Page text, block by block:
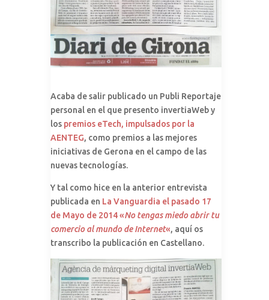
Acaba de salir publicado un Publi Reportaje
personal en el que presento invertiaWeb y
los premios eTech, impulsados por la
AENTEG, como premios a las mejores
iniciativas de Gerona en el campo de las
nuevas tecnologías.
Y tal como hice en la anterior entrevista
publicada en La Vanguardia el pasado 17
de Mayo de 2014 «No tengas miedo abrir tu
comercio al mundo de Internet«, aquí os
transcribo la publicación en Castellano.